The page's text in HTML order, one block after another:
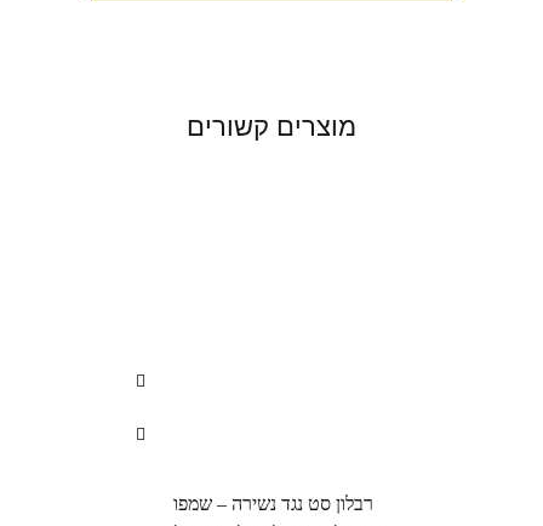
מוצרים קשורים
רבלון סט נגד נשירה – שמפו